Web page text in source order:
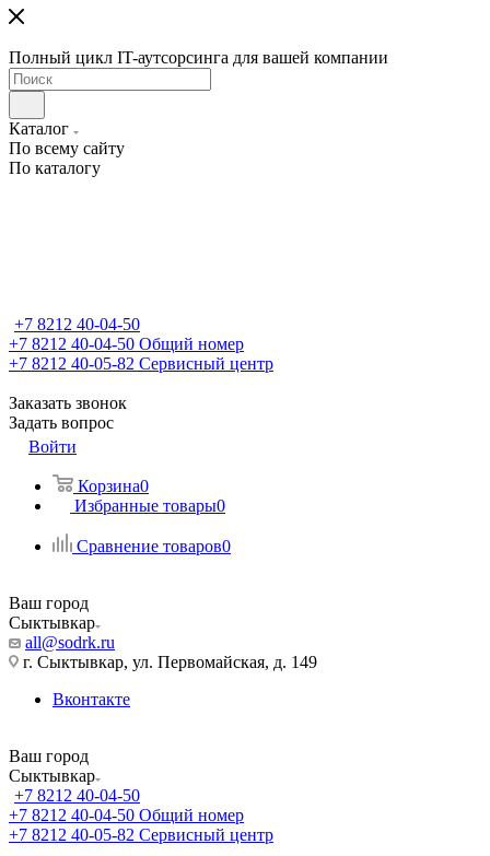
Полный цикл IT-аутсорсинга для вашей компании
Каталог
По всему сайту
По каталогу
+7 8212 40-04-50
+7 8212 40-04-50 Общий номер
+7 8212 40-05-82 Сервисный центр
Заказать звонок
Задать вопрос
Войти
Корзина0
Избранные товары0
Сравнение товаров0
Ваш город
Сыктывкар
all@sodrk.ru
г. Сыктывкар, ул. Первомайская, д. 149
Вконтакте
Ваш город
Сыктывкар
+7 8212 40-04-50
+7 8212 40-04-50 Общий номер
+7 8212 40-05-82 Сервисный центр